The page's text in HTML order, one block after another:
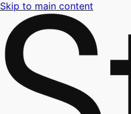
Skip to main content